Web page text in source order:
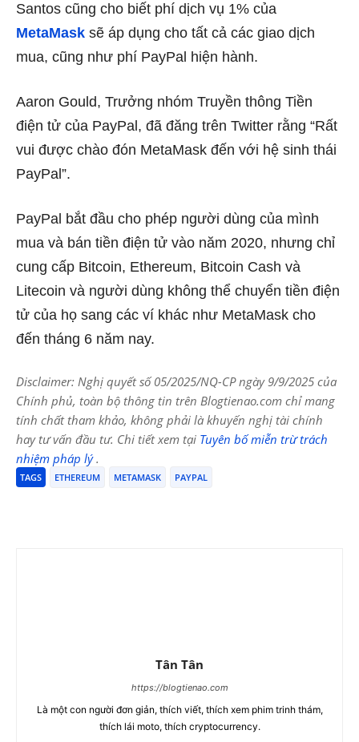
Santos cũng cho biết phí dịch vụ 1% của
MetaMask sẽ áp dụng cho tất cả các giao dịch
mua, cũng như phí PayPal hiện hành.
Aaron Gould, Trưởng nhóm Truyền thông Tiền
điện tử của PayPal, đã đăng trên Twitter rằng “Rất
vui được chào đón MetaMask đến với hệ sinh thái
PayPal”.
PayPal bắt đầu cho phép người dùng của mình
mua và bán tiền điện tử vào năm 2020, nhưng chỉ
cung cấp Bitcoin, Ethereum, Bitcoin Cash và
Litecoin và người dùng không thể chuyển tiền điện
tử của họ sang các ví khác như MetaMask cho
đến tháng 6 năm nay.
Disclaimer: Nghị quyết số 05/2025/NQ-CP ngày 9/9/2025 của
Chính phủ, toàn bộ thông tin trên Blogtienao.com chỉ mang
tính chất tham khảo, không phải là khuyến nghị tài chính
hay tư vấn đầu tư. Chi tiết xem tại Tuyên bố miễn trừ trách
nhiệm pháp lý.
TAGS ETHEREUM METAMASK PAYPAL
Tân Tân
https://blogtienao.com
Là một con người đơn giản, thích viết, thích xem phim trinh thám,
thích lái moto, thích cryptocurrency.